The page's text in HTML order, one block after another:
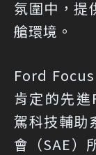
氛圍中，提
艙環境。
Ford
肯定的先
駕科技輔助
會（SAE）